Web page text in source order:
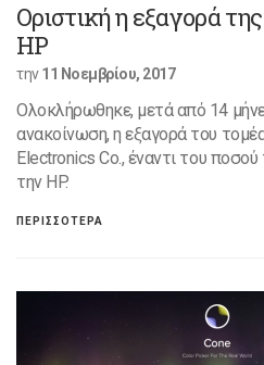
Oριστική η εξαγορά
HP
την11 Νοεμβρίου, 2017
Ολοκλήρωθηκε, μετά από 14
ανακοίνωση, η εξαγορά του
Electronics Co., έναντι του
την HP.
ΠΕΡΙΣΣΟΤΕΡΑ